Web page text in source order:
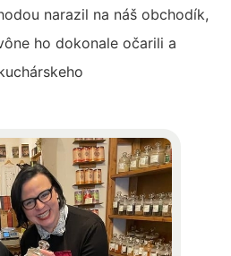
narazil na náš obchodík,
ho dokonale očarili a